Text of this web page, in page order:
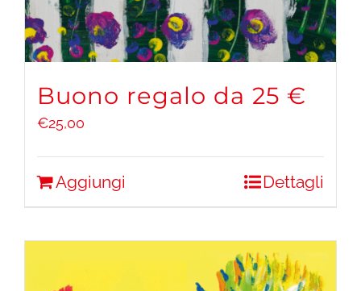
Buono regalo da 25 €
€25,00
Aggiungi Dettagli